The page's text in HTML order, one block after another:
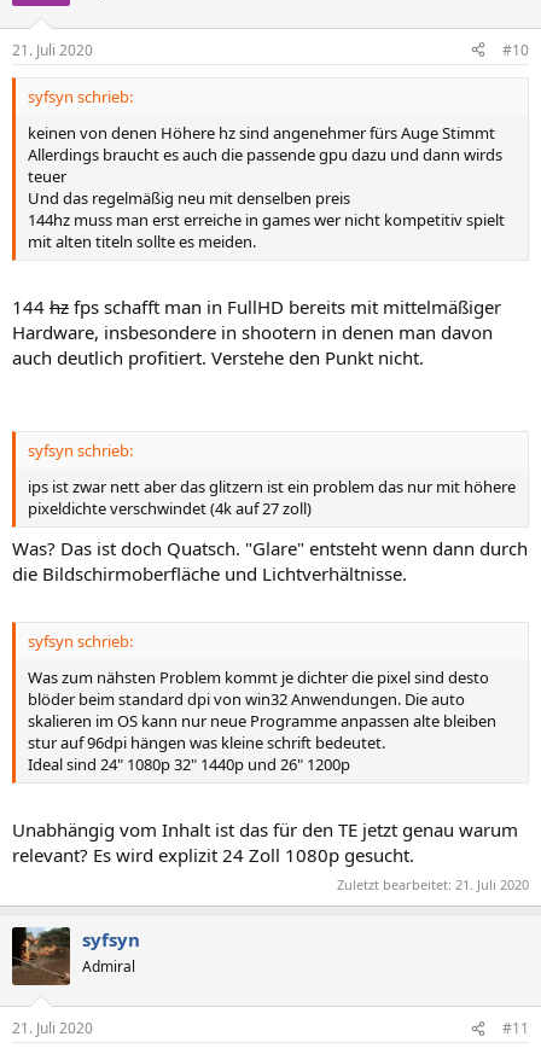
e
n
21. Juli 2020 #10
syfsyn schrieb:
keinen von denen Höhere hz sind angenehmer fürs Auge Stimmt
Allerdings braucht es auch die passende gpu dazu und dann wirds
teuer
Und das regelmäßig neu mit denselben preis
144hz muss man erst erreiche in games wer nicht kompetitiv spielt
mit alten titeln sollte es meiden.
144 hz fps schafft man in FullHD bereits mit mittelmäßiger
Hardware, insbesondere in shootern in denen man davon
auch deutlich profitiert. Verstehe den Punkt nicht.
syfsyn schrieb:
ips ist zwar nett aber das glitzern ist ein problem das nur mit höhere
pixeldichte verschwindet (4k auf 27 zoll)
Was? Das ist doch Quatsch. "Glare" entsteht wenn dann durch
die Bildschirmoberfläche und Lichtverhältnisse.
syfsyn schrieb:
Was zum nähsten Problem kommt je dichter die pixel sind desto
blöder beim standard dpi von win32 Anwendungen. Die auto
skalieren im OS kann nur neue Programme anpassen alte bleiben
stur auf 96dpi hängen was kleine schrift bedeutet.
Ideal sind 24" 1080p 32" 1440p und 26" 1200p
Unabhängig vom Inhalt ist das für den TE jetzt genau warum
relevant? Es wird explizit 24 Zoll 1080p gesucht.
Zuletzt bearbeitet: 21. Juli 2020
syfsyn
Admiral
21. Juli 2020 #11